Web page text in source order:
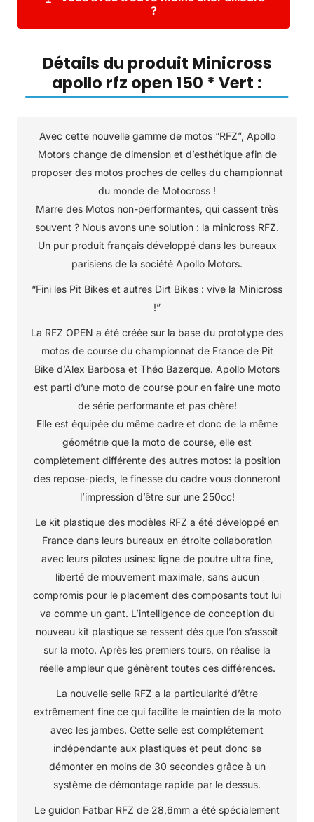
?
Détails du produit Minicross
apollo rfz open 150 * Vert :
Avec cette nouvelle gamme de motos “RFZ”, Apollo
Motors change de dimension et d’esthétique afin de
proposer des motos proches de celles du championnat
du monde de Motocross !
Marre des Motos non-performantes, qui cassent très
souvent ? Nous avons une solution : la minicross RFZ.
Un pur produit français développé dans les bureaux
parisiens de la société Apollo Motors.
“Fini les Pit Bikes et autres Dirt Bikes : vive la Minicross
!”
La RFZ OPEN a été créée sur la base du prototype des
motos de course du championnat de France de Pit
Bike d’Alex Barbosa et Théo Bazerque. Apollo Motors
est parti d’une moto de course pour en faire une moto
de série performante et pas chère!
Elle est équipée du même cadre et donc de la même
géométrie que la moto de course, elle est
complètement différente des autres motos: la position
des repose-pieds, le finesse du cadre vous donneront
l’impression d’être sur une 250cc!
Le kit plastique des modèles RFZ a été développé en
France dans leurs bureaux en étroite collaboration
avec leurs pilotes usines: ligne de poutre ultra fine,
liberté de mouvement maximale, sans aucun
compromis pour le placement des composants tout lui
va comme un gant. L’intelligence de conception du
nouveau kit plastique se ressent dès que l’on s’assoit
sur la moto. Après les premiers tours, on réalise la
réelle ampleur que génèrent toutes ces différences.
La nouvelle selle RFZ a la particularité d’être
extrêmement fine ce qui facilite le maintien de la moto
avec les jambes. Cette selle est complétement
indépendante aux plastiques et peut donc se
démonter en moins de 30 secondes grâce à un
système de démontage rapide par le dessus.
Le guidon Fatbar RFZ de 28,6mm a été spécialement